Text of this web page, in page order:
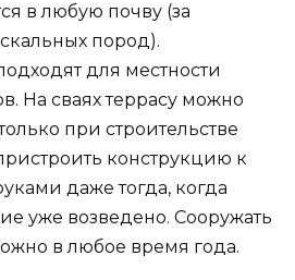
в любую почву (за
пород).
для местности
На сваях террасу можно
при строительстве
конструкцию к
даже тогда, когда
уже возведено. Сооружать
в любое время года.